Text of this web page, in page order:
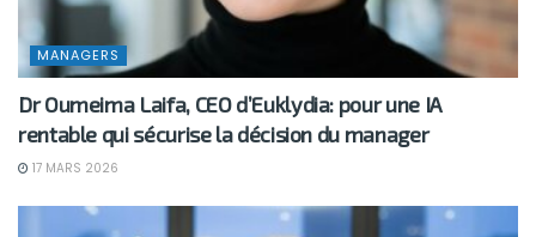
MANAGERS
Dr Oumeima Laifa, CEO d’Euklydia: pour une IA
rentable qui sécurise la décision du manager
17 MARS 2026